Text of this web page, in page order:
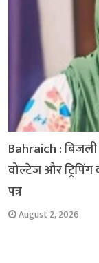
Bahraich :
वोल्टेज और
पत्र
August 2, 2026